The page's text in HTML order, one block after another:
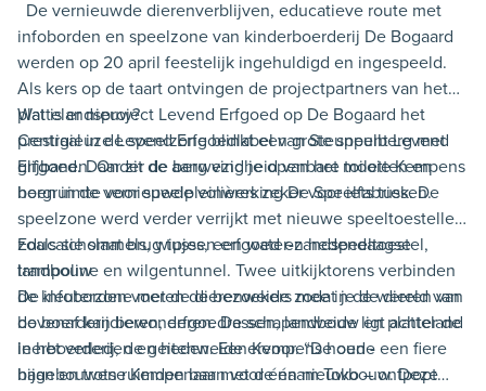
De vernieuwde dierenverblijven, educatieve route met
infoborden en speelzone van kinderboerderij De Bogaard
werden op 20 april feestelijk ingehuldigd en ingespeeld.
Als kers op de taart ontvingen de projectpartners van het
plattelandsproject Levend Erfgoed op De Bogaard het
prestigieuze Levend Erfgoedlabel van Steunpunt Levend
Erfgoed. Daar zit de aanwezigheid van het mooie Kempens
hoen in de vernieuwde volières zeker voor iets tussen.
Wat is er nieuw?
Centraal in de speelzone blinkt een grote speelberg met
glijbanen. Onder de berg vind je openbare toiletten en
bergruimte voor speelpleinwerking De Speelfabriek. De
speelzone werd verder verrijkt met nieuwe speeltoestellen
zoals schommels, wipjes, een water-zandspeeltoestel,
trampoline en wilgentunnel. Twee uitkijktorens verbinden
de kleuterzone met de dierenweide zodat je de dieren van
bovenaf kan bewonderen. De schapenweide ligt achter de
leerboerderij, de geitenweide ervoor. “De oude
bijgebouwen ruimden baan voor één nieuwbouw. Deze
Educatie slaat brug tussen erfgoed en hedendaagse
landbouw
De infoborden voeren de bezoekers mee in de wereld van
de boerderijdieren, erfgoedrassen, landbouw en platteland
in het verleden en heden. Een Kempens hoen - een fiere
haan en trotse Kempenaar met de naam Toko – ontpopt